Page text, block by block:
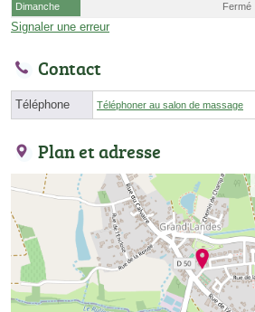
Dimanche
Fermé
Signaler une erreur
Contact
Téléphone Téléphoner au salon de massage
Plan et adresse